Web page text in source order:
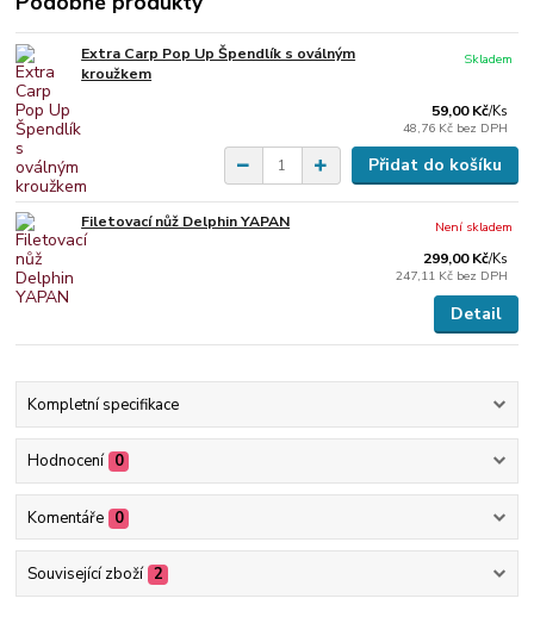
Extra Carp Pop Up Špendlík s oválným
kroužkem
59,00 Kč/Ks
48,76 Kč bez DPH
Skladem
Přidat do košíku
Filetovací nůž Delphin YAPAN
299,00 Kč/Ks
247,11 Kč bez DPH
Není skladem
Detail
Kompletní specifikace
Hodnocení 0
Komentáře 0
Související zboží 2